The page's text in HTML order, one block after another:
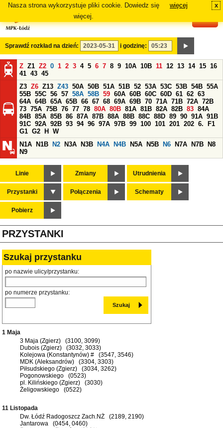
Nasza strona wykorzystuje pliki cookie. Dowiedz się
więcej.
więcej x
Sprawdź rozkład na dzień: i godzinę:
Z Z1 Z2 0 1 2 3 4 5 6 7 8 9 10A 10B 11 12 13 14 15 16
41 43 45
Z3 Z6 Z13 Z43 50A 50B 51A 51B 52 53A 53C 53B 54B 55A
55B 55C 56 57 58A 58B 59 60A 60B 60C 60D 61 62 63
64A 64B 65A 65B 66 67 68 69A 69B 70 71A 71B 72A 72B
73 75A 75B 76 77 78 80A 80B 81A 81B 82A 82B 83 84A
84B 85A 85B 86 87A 87B 88A 88B 88C 88D 89 90 91A 91B
91C 92A 92B 93 94 96 97A 97B 99 100 101 201 202 6.
F1
G1 G2 H
W
N1A
N1B N2 N3A N3B N4A N4B N5A N5B N6 N7A N7B
N8
N9
Linie Zmiany Utrudnienia
Przystanki Połączenia Schematy
Pobierz
PRZYSTANKI
Szukaj przystanku
po nazwie ulicy/przystanku:
po numerze przystanku:
1 Maja
3 Maja (Zgierz) (3100, 3099)
Dubois (Zgierz) (3032, 3033)
Kolejowa (Konstantynów) # (3547, 3546)
MDK (Aleksandrów) (3304, 3303)
Piłsudskiego (Zgierz) (3034, 3262)
Pogonowskiego (0523)
pl. Kilińskiego (Zgierz) (3030)
Żeligowskiego (0522)
11 Listopada
Dw. Łódź Radogoszcz Zach.NŻ (2189, 2190)
Jantarowa (0454, 0460)